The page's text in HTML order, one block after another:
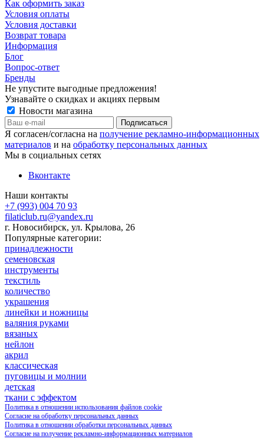
Как оформить заказ
Условия оплаты
Условия доставки
Возврат товара
Информация
Блог
Вопрос-ответ
Бренды
Не упустите выгодные предложения!
Узнавайте о скидках и акциях первым
Новости магазина
Я согласен/согласна на получение рекламно-информационных
материалов и на обработку персональных данных
Мы в социальных сетях
Вконтакте
Наши контакты
+7 (993) 004 70 93
filaticlub.ru@yandex.ru
г. Новосибирск, ул. Крылова, 26
Популярные категории:
принадлежности
семеновская
инструменты
текстиль
количество
украшения
линейки и ножницы
валяния руками
вязаных
нейлон
акрил
классическая
пуговицы и молнии
детская
ткани с эффектом
Политика в отношении использования файлов cookie
Согласие на обработку персональных данных
Политика в отношении обработки персональных данных
Согласие на получение рекламно-информационных материалов